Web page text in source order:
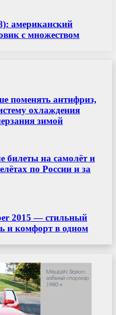
американский
с множеством
поменять антифриз,
охлаждения
зимой
билеты на самолёт и
по России и за
2015 — стильный
и комфорт в одном